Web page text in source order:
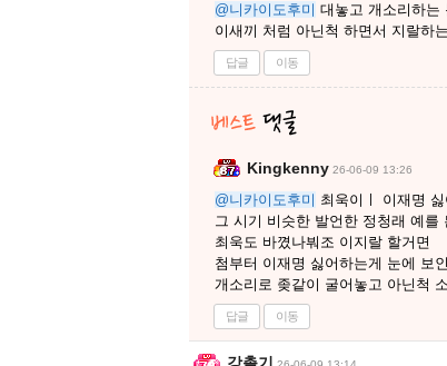
@니카이도후미 대놓고 개소리하는
이새끼 처럼 아닌척 하면서 지랄하
답글 이동
Kingkenny 26-06-09 13:26
@니카이도후미 최욱이ㅣ 이재명
그 시기 비슷한 발언한 정청래 예를
최욱도 바꼈나붜조 이지랄 할거면
첨부터 이재명 싫어하는게 눈에 보
개소리로 좆같이 굴어놓고 아닌척
답글 이동